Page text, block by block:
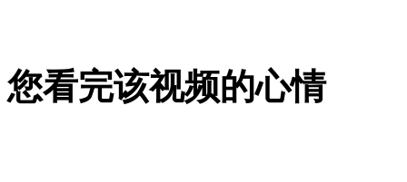
您看完该视频的心情